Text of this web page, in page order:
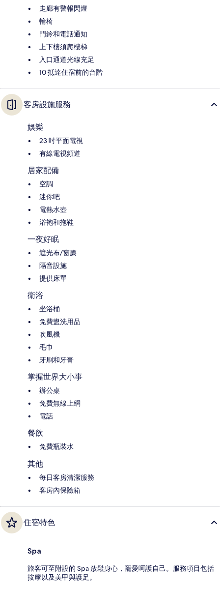
走廊有警報閃燈
輪椅
門鈴和電話通知
上下樓須爬樓梯
入口通道光線充足
10 抵達住宿前的台階
客房設施服務
娛樂
23 吋平面電視
有線電視頻道
居家配備
空調
迷你吧
電熱水壺
浴袍和拖鞋
一夜好眠
遮光布/窗簾
隔音設施
提供床單
衛浴
坐浴桶
免費盥洗用品
吹風機
毛巾
牙刷和牙膏
掌握世界大小事
辦公桌
免費無線上網
電話
餐飲
免費瓶裝水
其他
每日客房清潔服務
客房內保險箱
住宿特色
Spa
旅客可至附設的 Spa 放鬆身心，寵愛呵護自己。服務項目包括
按摩以及美甲與護足。